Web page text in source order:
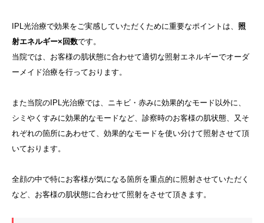
IPL光治療で効果をご実感していただくために重要なポイントは、 照
射エネルギー×回数です。
当院では、お客様の肌状態に合わせて適切な照射エネルギーでオーダ
ーメイド治療を行っております。
また当院のIPL光治療では、ニキビ・赤みに効果的なモード以外に、
シミやくすみに効果的なモードなど、診察時のお客様の肌状態、又そ
れぞれの箇所にあわせて、効果的なモードを使い分けて照射させて頂
いております。
全顔の中で特にお客様が気になる箇所を重点的に照射させていただく
など、お客様の肌状態に合わせて照射をさせて頂きます。